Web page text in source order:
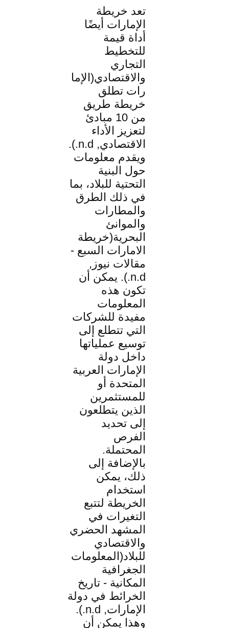
تعد خريطة
الإمارات أيضًا
أداة قيمة
للتخطيط
التجاري
والاقتصادي(الإما
رات تطلق
خريطة طريق
من 10 مبادئ
لتعزيز الأداء
الاقتصادي, n.d.).
ويقدم معلومات
حول البنية
التحتية للبلاد، بما
في ذلك الطرق
والمطارات
والموانئ
البحرية(خريطة
الامارات السبع -
مقالات نيوز,
n.d.). يمكن أن
تكون هذه
المعلومات
مفيدة للشركات
التي تتطلع إلى
توسيع عملياتها
داخل دولة
الإمارات العربية
المتحدة أو
للمستثمرين
الذين يتطلعون
إلى تحديد
الفرص
المحتملة.
بالإضافة إلى
ذلك، يمكن
استخدام
الخريطة لتتبع
التغيرات في
المشهد الحضري
والاقتصادي
للبلاد(المعلومات
الجغرافية
المكانية - تاريخ
الخرائط في دولة
الإمارات, n.d.).
وهذا يمكن أن